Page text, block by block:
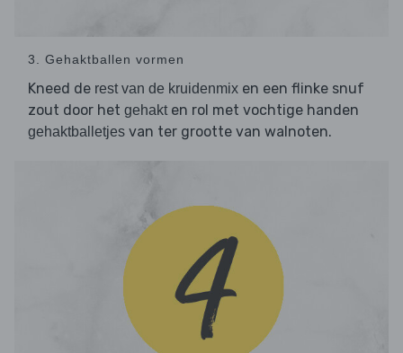
3. Gehaktballen vormen
Kneed de rest van de kruidenmix en een flinke snuf
zout door het gehakten rol met vochtige handen
gehaktballetjes van ter grootte van walnoten.